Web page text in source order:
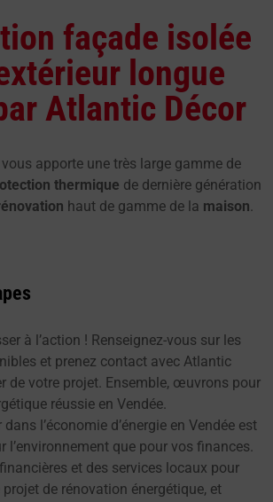
façade isolée
longue
Atlantic Décor
apporte une très large gamme de
thermique de dernière génération
haut de gamme de la maison.
à l’action ! Renseignez-vous sur les
et prenez contact avec Atlantic
de votre projet. Ensemble, œuvrons pour
réussie en Vendée.
l’économie d’énergie en Vendée est
l’environnement que pour vos finances.
et des services locaux pour
de rénovation énergétique, et